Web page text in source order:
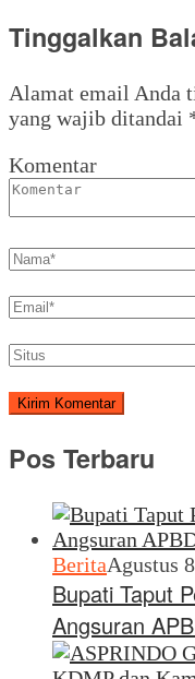
Tinggalkan
Alamat email Anda
yang wajib ditandai
Komentar
Pos Terbaru
BeritaAgustus
Bupati Taput
Angsuran